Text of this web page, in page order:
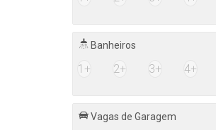
Banheiros
1+ 2+ 3+ 4+
Vagas de Garagem